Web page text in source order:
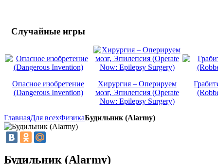
Случайные игры
Опасное изобретение
(Dangerous Invention)
Хирургия – Оперируем
мозг, Эпилепсия (Operate
Now: Epilepsy Surgery)
ГлавнаяДля всехФизикаБудильник (Alarmy)
Будильник (Alarmy)